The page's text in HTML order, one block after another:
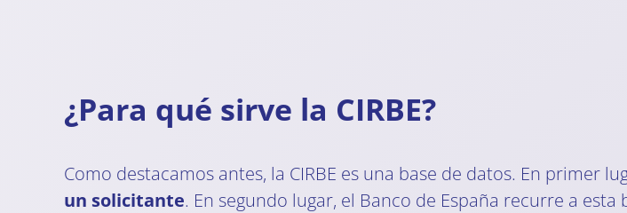
¿Para qué sirve la CIRBE?
Como destacamos antes, la CIRBE es una base de datos. En primer
un solicitante. En segundo lugar, el Banco de España recurre a